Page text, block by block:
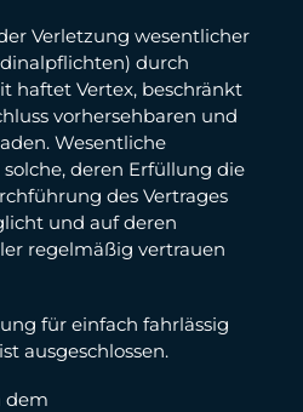
Verletzung wesentlicher
durch
haftet Vertex, beschränkt
vorhersehbaren und
Wesentliche
deren Erfüllung die
des Vertrages
und auf deren
regelmäßig vertrauen
für einfach fahrlässig
ausgeschlossen.
dem